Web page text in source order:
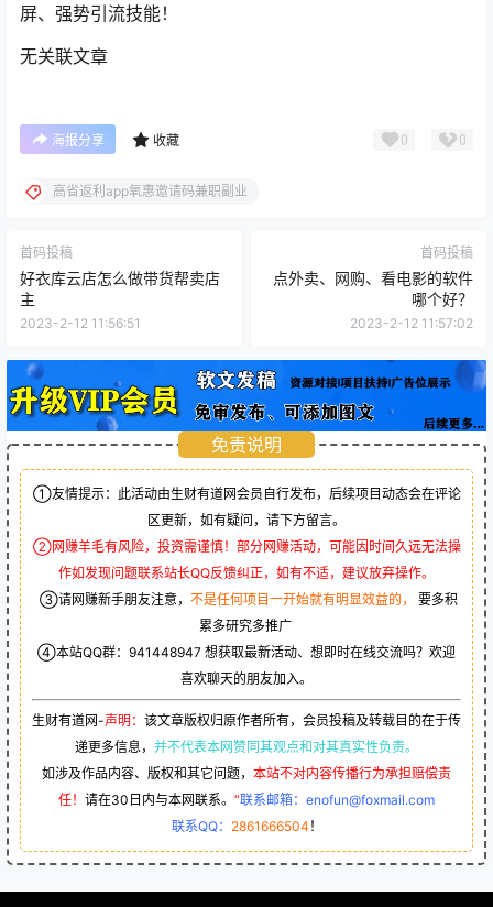
屏、强势引流技能！
无关联文章
海报分享 收藏 0 0
高省返利app氧惠邀请码兼职副业
首码投稿
好衣库云店怎么做带货帮卖店
主
2023-2-12 11:56:51
首码投稿
点外卖、网购、看电影的软件
哪个好？
2023-2-12 11:57:02
免责说明
①友情提示：此活动由生财有道网会员自行发布，后续项目动态会在评论
区更新，如有疑问，请下方留言。
②网赚羊毛有风险，投资需谨慎！部分网赚活动，可能因时间久远无法操
作如发现问题联系站长QQ反馈纠正，如有不适，建议放弃操作。
③请网赚新手朋友注意， 不是任何项目一开始就有明显效益的，
要多积
累多研究多推广
④本站QQ群： 941448947 想获取最新活动、想即时在线交流吗？欢迎
喜欢聊天的朋友加入。
生财有道网-声明： 该文章版权归原作者所有，会员投稿及转载目的在于传
递更多信息， 并不代表本网赞同其观点和对其真实性负责。
如涉及作品内容、版权和其它问题， 本站不对内容传播行为承担赔偿责
任！ 请在30日内与本网联系。 “联系邮箱：enofun@foxmail.com
联系QQ： 2861666504 ！